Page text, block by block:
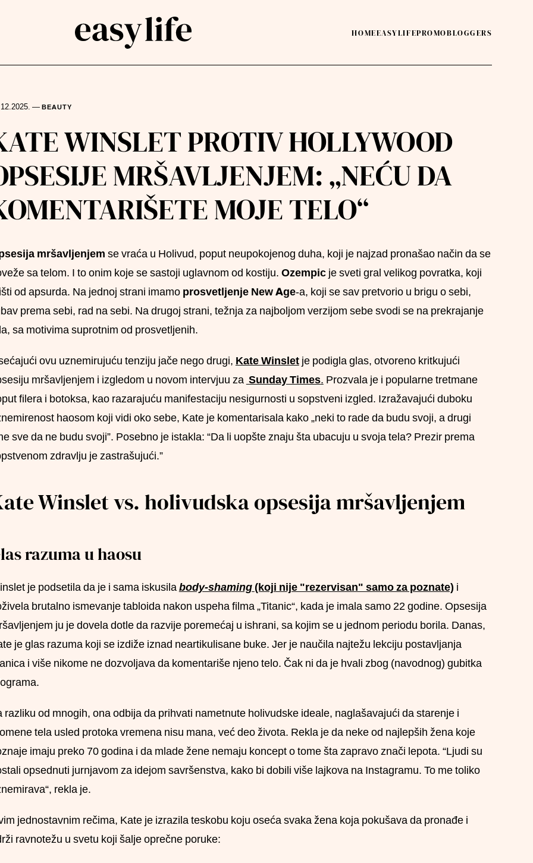
HOMEEASYLIFEPROMOBLOGGERS
— BEAUTY
WINSLET PROTIV HOLLYWOOD
MRŠAVLJENJEM: „NEĆU DA
MOJE TELO“
mršavljenjem se vraća u Holivud, poput neupokojenog duha, koji je najzad pronašao način da se
sa telom. I to onim koje se sastoji uglavnom od kostiju. Ozempicje sveti gral velikog povratka, koji
od apsurda. Na jednoj strani imamoprosvetljenje New Age-a, koji se sav pretvorio u brigu o sebi,
prema sebi, rad na sebi. Na drugoj strani, težnja za najboljom verzijom sebe svodi se na prekrajanje
sa motivima suprotnim od prosvetljenih.
ovu uznemirujuću tenziju jače nego drugi, Kate Winsletje podigla glas, otvoreno kritkujući
mršavljenjem i izgledom u novom intervjuu za Sunday Times. Prozvala je i popularne tretmane
filera i botoksa, kao razarajuću manifestaciju nesigurnosti u sopstveni izgled. Izražavajući duboku
haosom koji vidi oko sebe, Kate je komentarisala kako „neki to rade da budu svoji, a drugi
sve da ne budu svoji”. Posebno je istakla: “Da li uopšte znaju šta ubacuju u svoja tela? Prezir prema
zdravlju je zastrašujući.”
Winslet vs. holivudska opsesija mršavljenjem
razuma u haosu
je podsetila da je i sama iskusilabody-shaming(koji nije "rezervisan" samo za poznate) i
brutalno ismevanje tabloida nakon uspeha filma „Titanic“, kada je imala samo 22 godine. Opsesija
ju je dovela dotle da razvije poremećaj u ishrani, sa kojim se u jednom periodu borila. Danas,
je glas razuma koji se izdiže iznad neartikulisane buke. Jer je naučila najtežu lekciju postavljanja
i više nikome ne dozvoljava da komentariše njeno telo. Čak ni da je hvali zbog (navodnog) gubitka
razliku od mnogih, ona odbija da prihvati nametnute holivudske ideale, naglašavajući da starenje i
tela usled protoka vremena nisu mana, već deo života. Rekla je da neke od najlepših žena koje
imaju preko 70 godina i da mlade žene nemaju koncept o tome šta zapravo znači lepota. “Ljudi su
opsednuti jurnjavom za idejom savršenstva, kako bi dobili više lajkova na Instagramu. To me toliko
rekla je.
jednostavnim rečima, Kate je izrazila teskobu koju oseća svaka žena koja pokušava da pronađe i
ravnotežu u svetu koji šalje oprečne poruke: